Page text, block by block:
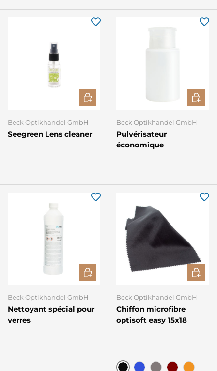
Beck Optikhandel GmbH
Seegreen Lens cleaner
CHOISIR LES OPTIONS
Beck Optikhandel GmbH
Pulvérisateur
économique
Beck Optikhandel GmbH
Nettoyant spécial pour
verres
AJOUTER AU PANIER
Beck Optikhandel GmbH
Chiffon microfibre
optisoft easy 15x18